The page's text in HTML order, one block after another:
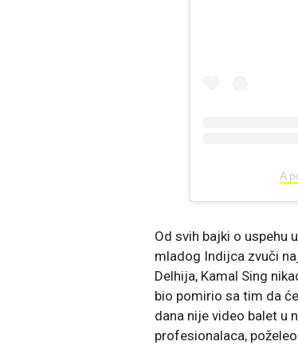
A
Od svih bajki o uspehu
mladog Indijca zvuči
Delhija, Kamal Sing
bio pomirio sa tim da
dana nije video balet u
profesionalaca,